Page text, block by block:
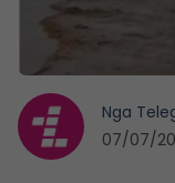
Nga
07/07/